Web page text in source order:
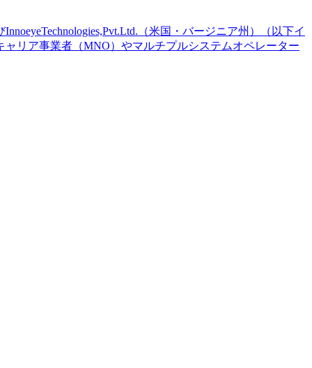
（米国・バージニア州）（以下イ
リア事業者（MNO）やマルチプルシステムオペレーター